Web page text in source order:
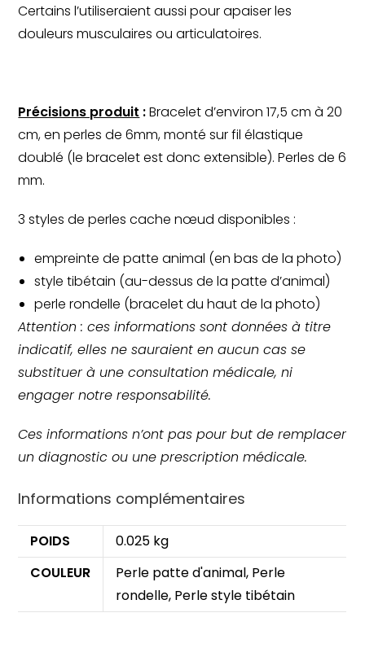
Certains l’utiliseraient aussi pour apaiser les
douleurs musculaires ou articulatoires.
Précisions produit :Bracelet d’environ 17,5 cm à 20
cm, en perles de 6mm, monté sur fil élastique
doublé (le bracelet est donc extensible). Perles de 6
mm.
3 styles de perles cache nœud disponibles :
empreinte de patte animal (en bas de la photo)
style tibétain (au-dessus de la patte d’animal)
perle rondelle (bracelet du haut de la photo)
Attention : ces informations sont données à titre
indicatif, elles ne sauraient en aucun cas se
substituer à une consultation médicale, ni
engager notre responsabilité.
Ces informations n’ont pas pour but de remplacer
un diagnostic ou une prescription médicale.
Informations complémentaires
POIDS
0.025 kg
COULEUR
Perle patte d'animal, Perle
rondelle, Perle style tibétain